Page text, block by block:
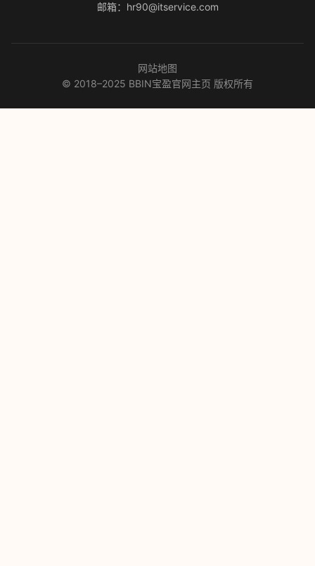
邮箱：hr90@itservice.com
网站地图
© 2018–2025 BBIN宝盈官网主页 版权所有